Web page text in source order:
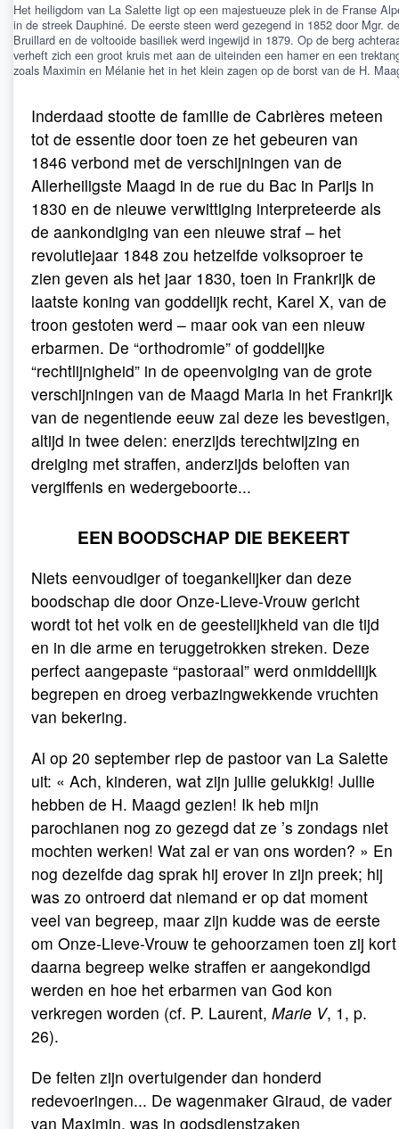
Het heiligdom van La Salette ligt op een majestueuze plek in de Franse
in de streek Dauphiné. De eerste steen werd gezegend in 1852 door Mgr. de
Bruillard en de voltooide basiliek werd ingewijd in 1879. Op de berg
verheft zich een groot kruis met aan de uiteinden een hamer en een
zoals Maximin en Mélanie het in het klein zagen op de borst van de H.
Inderdaad stootte de familie de Cabrières meteen
tot de essentie door toen ze het gebeuren van
1846 verbond met de verschijningen van de
Allerheiligste Maagd in de rue du Bac in Parijs in
1830 en de nieuwe verwittiging interpreteerde als
de aankondiging van een nieuwe straf – het
revolutiejaar 1848 zou hetzelfde volksoproer te
zien geven als het jaar 1830, toen in Frankrijk de
laatste koning van goddelijk recht, Karel X, van de
troon gestoten werd – maar ook van een nieuw
erbarmen. De “orthodromie” of goddelijke
“rechtlijnigheid” in de opeenvolging van de grote
verschijningen van de Maagd Maria in het Frankrijk
van de negentiende eeuw zal deze les bevestigen,
altijd in twee delen: enerzijds terechtwijzing en
dreiging met straffen, anderzijds beloften van
vergiffenis en wedergeboorte...
EEN BOODSCHAP DIE BEKEERT
Niets eenvoudiger of toegankelijker dan deze
boodschap die door Onze-Lieve-Vrouw gericht
wordt tot het volk en de geestelijkheid van die tijd
en in die arme en teruggetrokken streken. Deze
perfect aangepaste “pastoraal” werd onmiddellijk
begrepen en droeg verbazingwekkende vruchten
van bekering.
Al op 20 september riep de pastoor van La Salette
uit: « Ach, kinderen, wat zijn jullie gelukkig! Jullie
hebben de H. Maagd gezien! Ik heb mijn
parochianen nog zo gezegd dat ze ’s zondags niet
mochten werken! Wat zal er van ons worden? » En
nog dezelfde dag sprak hij erover in zijn preek; hij
was zo ontroerd dat niemand er op dat moment
veel van begreep, maar zijn kudde was de eerste
om Onze-Lieve-Vrouw te gehoorzamen toen zij kort
daarna begreep welke straffen er aangekondigd
werden en hoe het erbarmen van God kon
verkregen worden (cf. P. Laurent, Marie V, 1, p.
26).
De feiten zijn overtuigender dan honderd
redevoeringen... De wagenmaker Giraud, de vader
van Maximin, was in godsdienstzaken